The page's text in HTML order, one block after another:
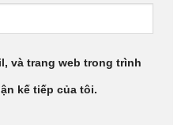
và trang web trong trình
kế tiếp của tôi.